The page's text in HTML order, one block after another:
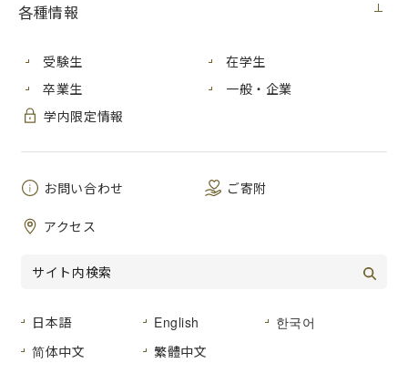
各種情報
受験生
在学生
卒業生
一般・企業
学内限定情報
アクセス
お問い合わせ ご寄附
日本語
English
简体中文
繁體中文
한국어